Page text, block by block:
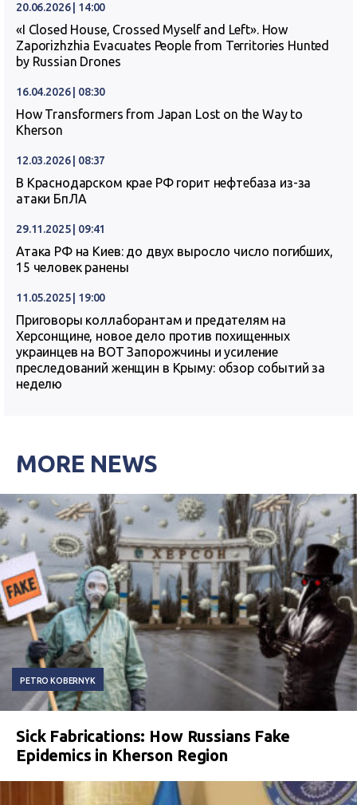
20.06.2026 | 14:00
«I Closed House, Crossed Myself and Left». How
Zaporizhzhia Evacuates People from Territories Hunted
by Russian Drones
16.04.2026 | 08:30
How Transformers from Japan Lost on the Way to
Kherson
12.03.2026 | 08:37
В Краснодарском крае РФ горит нефтебаза из-за
атаки БпЛА
29.11.2025 | 09:41
Атака РФ на Киев: до двух выросло число погибших,
15 человек ранены
11.05.2025 | 19:00
Приговоры коллаборантам и предателям на
Херсонщине, новое дело против похищенных
украинцев на ВОТ Запорожчины и усиление
преследований женщин в Крыму: обзор событий за
неделю
MORE NEWS
PETRO KOBERNYK
Sick Fabrications: How Russians Fake
Epidemics in Kherson Region